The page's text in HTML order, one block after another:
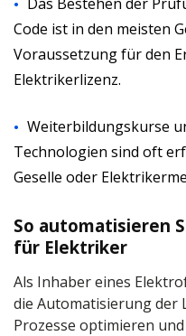
Code ist in den meisten
Voraussetzung für den
Elektrikerlizenz.
Weiterbildungskurse
Technologien sind oft
Geselle oder
So automatisieren
für Elektriker
Als Inhaber eines
die Automatisierung der
Prozesse optimieren